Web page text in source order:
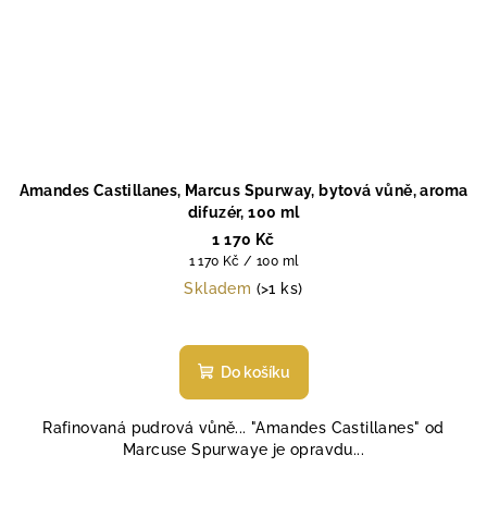
Amandes Castillanes, Marcus Spurway, bytová vůně, aroma
difuzér, 100 ml
1 170 Kč
Měrná
cena:
1 170 Kč / 100 ml
Skladem (>1 ks)
Do košíku
Rafinovaná pudrová vůně... "Amandes Castillanes" od
Marcuse Spurwaye je opravdu...